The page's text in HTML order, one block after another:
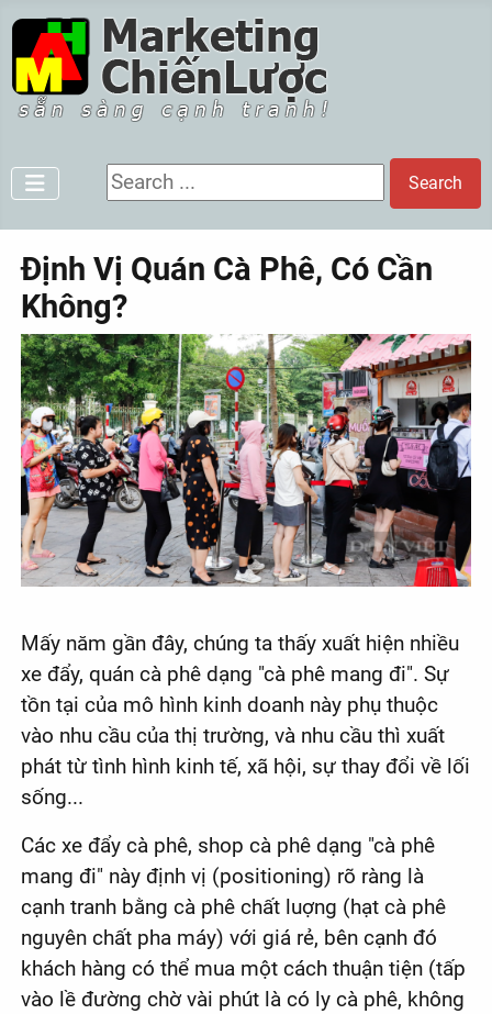
Search ... Search
Định Vị Quán Cà Phê, Có Cần
Không?
Mấy năm gần đây, chúng ta thấy xuất hiện nhiều
xe đẩy, quán cà phê dạng "cà phê mang đi". Sự
tồn tại của mô hình kinh doanh này phụ thuộc
vào nhu cầu của thị trường, và nhu cầu thì xuất
phát từ tình hình kinh tế, xã hội, sự thay đổi về lối
sống...
Các xe đẩy cà phê, shop cà phê dạng "cà phê
mang đi" này định vị (positioning) rõ ràng là
cạnh tranh bằng cà phê chất luợng (hạt cà phê
nguyên chất pha máy) với giá rẻ, bên cạnh đó
khách hàng có thể mua một cách thuận tiện (tấp
vào lề đường chờ vài phút là có ly cà phê, không